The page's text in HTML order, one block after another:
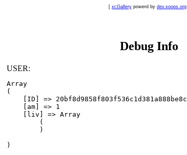
[ xcGallery powerd by dev.xoops.org
Debug Info
USER:
Array
(
    [ID] => 20bf8d9858f803f536c1d381a888be8c
    [am] => 1
    [liv] => Array
        (
        )